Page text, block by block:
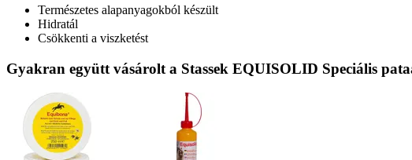
Természetes alapanyagokból készült
Hidratál
Csökkenti a viszketést
Gyakran együtt vásárolt a Stassek EQUISOLID Speciális